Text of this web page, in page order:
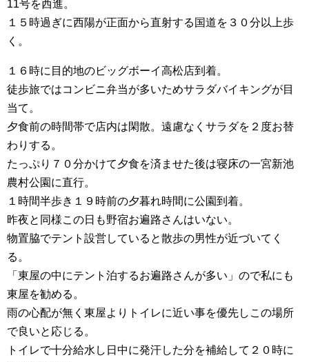
11号を西進。
１５時過ぎに西陽が正面から直射する国道を３０分以上歩
く。
１６時に目的地のビッグボーイ高松店到着。
徒歩旅ではコンビニ弁当が多いためサラダバイキングが目
当て。
夕食前の時間帯で店内は閑散。遠慮なくサラダを２度お替
わりする。
たっぷり７０分かけて夕食を済ませた後は寝床の一宮新池
農村公園に直行。
１時間半歩き１９時前の夕暮れ時間に公園到着。
昨夜と同様この日も野宿お遍路さんはいない。
物置脇でテント設営していると散歩の男性が近づいてく
る。
「東屋の中にテント泊するお遍路さんが多い」ので私にも
東屋を勧める。
雨の心配が無く東屋よりトイレに近い事を優先しこの場所
で良いと応じる。
トイレで十分給水し日中に発汗した分を補給して２０時に